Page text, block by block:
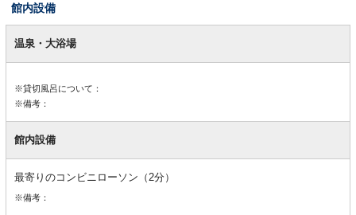
館内設備
内温泉・大浴場
※貸切風呂について：
※備考：
館内設備
最寄りのコンビニローソン（2分）
※備考：